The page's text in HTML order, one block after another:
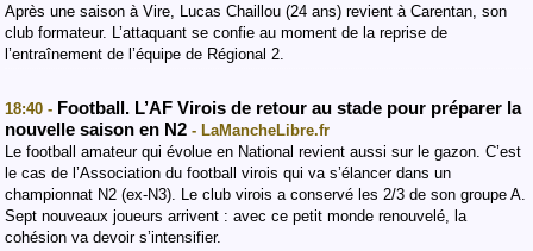
Après une saison à Vire, Lucas Chaillou (24 ans) revient à Carentan, son
club formateur. L’attaquant se confie au moment de la reprise de
l’entraînement de l’équipe de Régional 2.
18:40 - Football. L’AF Virois de retour au stade pour préparer la
nouvelle saison en N2 - LaMancheLibre.fr
Le football amateur qui évolue en National revient aussi sur le gazon. C’est
le cas de l’Association du football virois qui va s’élancer dans un
championnat N2 (ex-N3). Le club virois a conservé les 2/3 de son groupe A.
Sept nouveaux joueurs arrivent : avec ce petit monde renouvelé, la
cohésion va devoir s’intensifier.